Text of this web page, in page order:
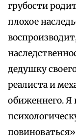
грубости
плохое
дедушку
реалиста и
обиженнего. Я